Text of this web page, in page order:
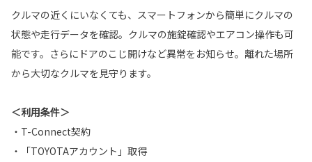
クルマの近くにいなくても、スマートフォンから簡単にクルマの
状態や走行データを確認。クルマの施錠確認やエアコン操作も可
能です。さらにドアのこじ開けなど異常をお知らせ。離れた場所
から大切なクルマを見守ります。
＜利用条件＞
・T-Connect契約
・「TOYOTAアカウント」取得